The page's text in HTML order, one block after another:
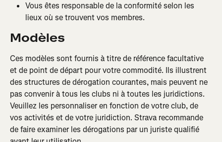
Vous êtes responsable de la conformité selon les
lieux où se trouvent vos membres.
Modèles
Ces modèles sont fournis à titre de référence facultative
et de point de départ pour votre commodité. Ils illustrent
des structures de dérogation courantes, mais peuvent ne
pas convenir à tous les clubs ni à toutes les juridictions.
Veuillez les personnaliser en fonction de votre club, de
vos activités et de votre juridiction. Strava recommande
de faire examiner les dérogations par un juriste qualifié